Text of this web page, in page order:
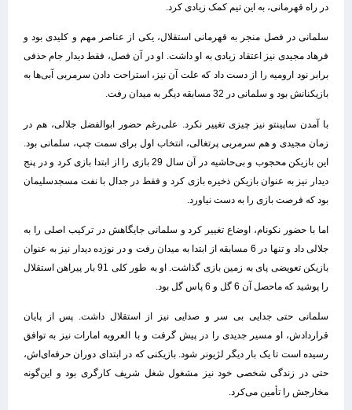
در راه قهرمانی، به این تیم کمک زیادی کرد.
سلمانی در فصل منجر به قهرمانی استقلال، یکی از عناصر مهم و کلیدی بود و
فرهاد مجیدی نیز اعتقاد زیادی به او داشت. او در آن فصل، فقط دیدار جام حذفی
برابر نود ارومیه را از دست داد که علت آن نیز، استراحت دادن سرمربی آبی‌ها به
بازیکنانش بود و سلمانی در 32 مسابقه دیگر به میدان رفت.
با آمدن ساپینتو نیز چیزی تغییر نکرد. علی‌رغم حضور ابوالفضل جلالی، هم در
زمان مجیدی و هم سرمربی پرتغالی، انتخاب اول برای سمت چپ، سلمانی بود.
این بازیکن محجوب و بی‌حاشیه در آن سال 29 بازی را از ابتدا بازی کرد و در پنج
دیدار نیز به عنوان بازیکن ذخیره بازی کرد و فقط در جدال با نفت مسجدسلیمان
بود که فرصت بازی را به دست نیاورد.
اما با حضور نکونام، اوضاع تغییر کرد و سلمانی جایگاهش در ترکیب اصلی را به
جلالی داد و تنها در 6 مسابقه از ابتدا به میدان رفت و در نوزده دیدار نیز به عنوان
بازیکن تعویضی پای به زمین بازی گذاشت. او به طور کلی 91 بار پیراهن استقلال
را پوشید که ماحصل آن 6 گل و 6 پاس گل بود.
سلمانی حتی جدایی بی سر و صدایی نیز از استقلال داشت. پس از پایان
قراردادش، او مسیر جدیدی را در پیش گرفت و با العروبه امارات نیز به توافق
رسیده است تا یک بار دیگر لژیونر شود. بازیکنی که در ابتدای دوران حرفه‌ای‌اش،
حتی در زندگی شخصی خود نیز مشغول شغل شریف کارگری بود و این‌گونه
مخارجش را تأمین می‌کرد.